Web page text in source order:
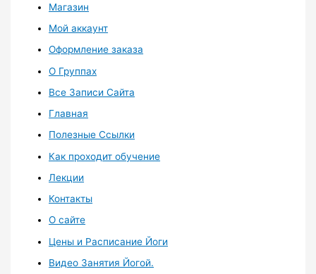
Магазин
Мой аккаунт
Оформление заказа
О Группах
Все Записи Сайта
Главная
Полезные Ссылки
Как проходит обучение
Лекции
Контакты
О сайте
Цены и Расписание Йоги
Видео Занятия Йогой.